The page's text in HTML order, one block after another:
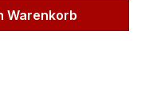
Warenkorb